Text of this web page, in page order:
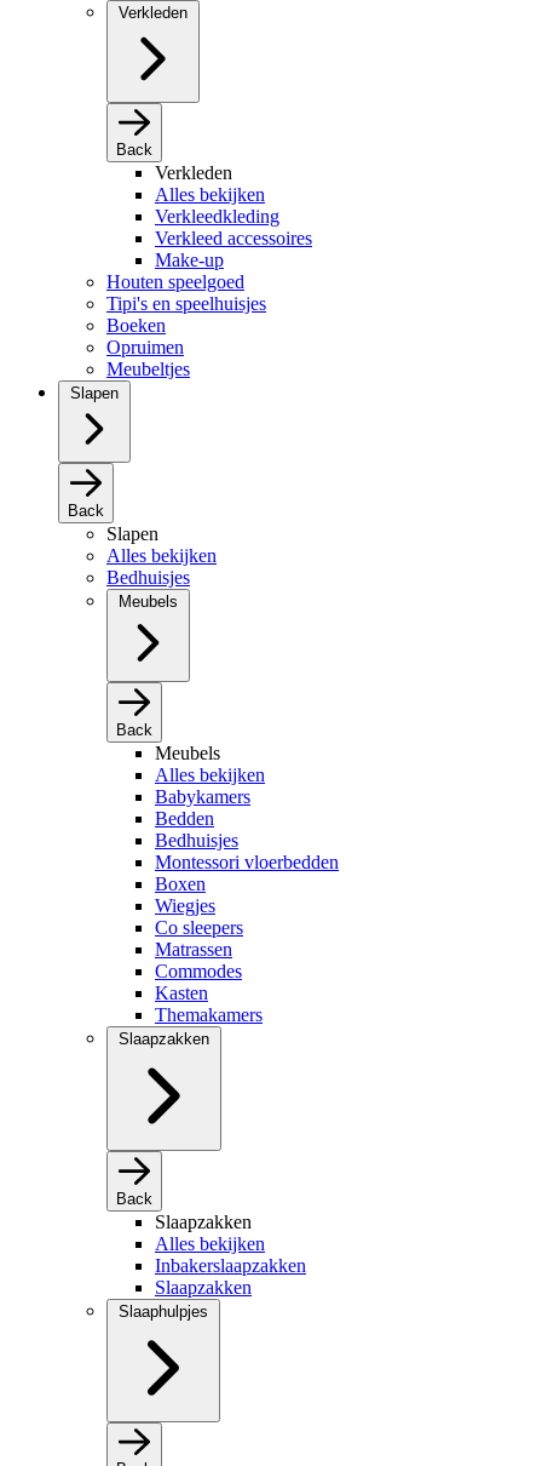
Verkleden
Back
Verkleden
Alles bekijken
Verkleedkleding
Verkleed accessoires
Make-up
Houten speelgoed
Tipi's en speelhuisjes
Boeken
Opruimen
Meubeltjes
Slapen
Back
Slapen
Alles bekijken
Bedhuisjes
Meubels
Back
Meubels
Alles bekijken
Babykamers
Bedden
Bedhuisjes
Montessori vloerbedden
Boxen
Wiegjes
Co sleepers
Matrassen
Commodes
Kasten
Themakamers
Slaapzakken
Back
Slaapzakken
Alles bekijken
Inbakerslaapzakken
Slaapzakken
Slaaphulpjes